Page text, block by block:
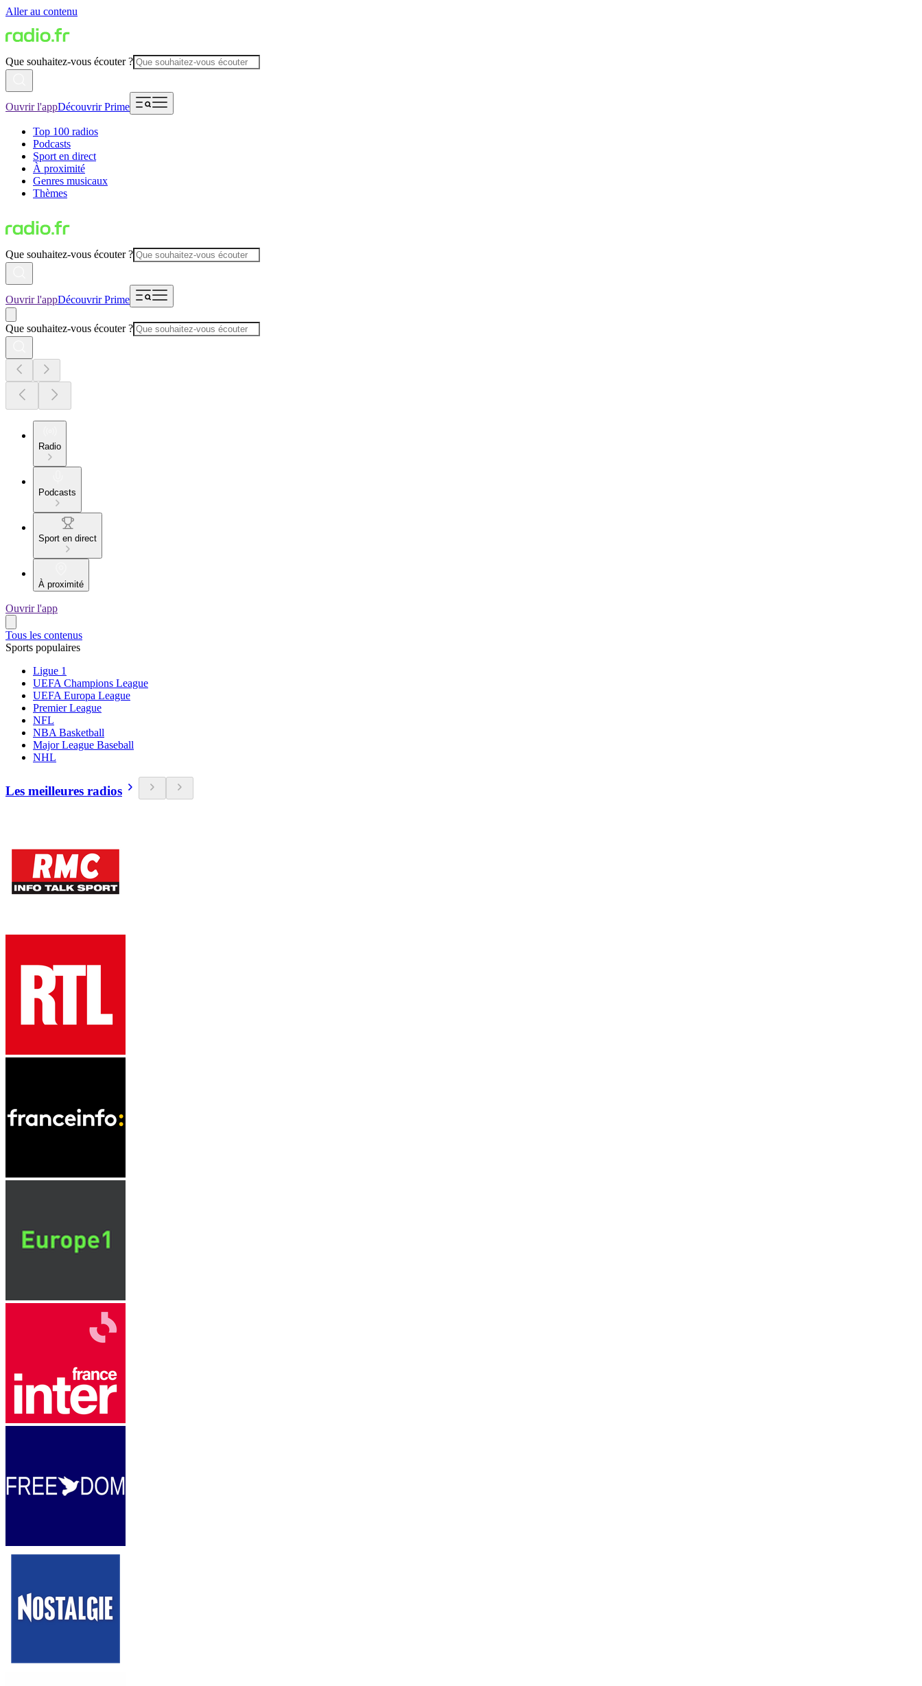
Aller au contenu
Que souhaitez-vous écouter ?
Ouvrir l'appDécouvrir Prime
Top 100 radios
Podcasts
Sport en direct
À proximité
Genres musicaux
Thèmes
Que souhaitez-vous écouter ?
Ouvrir l'appDécouvrir Prime
Que souhaitez-vous écouter ?
Radio
Podcasts
Sport en direct
À proximité
Ouvrir l'app
Tous les contenus
Sports populaires
Ligue 1
UEFA Champions League
UEFA Europa League
Premier League
NFL
NBA Basketball
Major League Baseball
NHL
Les meilleures radios